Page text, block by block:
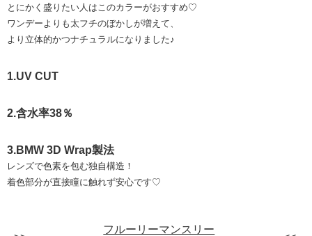
とにかく盛りたい人はこのカラーがおすすめ♡
ワンデーよりも太フチのぼかしが増えて、
より立体的かつナチュラルになりました♪
1.UV CUT
2.含水率38％
3.BMW 3D Wrap製法
レンズで色素を包む独自構造！
着色部分が直接瞳に触れず安心です♡
フルーリーマンスリー